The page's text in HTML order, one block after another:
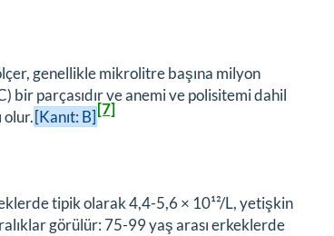
ölçer, genellikle mikrolitre başına milyon
bir parçasıdır ve anemi ve polisitemi dahil
olur.[Kanıt: B][7]
tipik olarak 4,4-5,6 × 10¹²/L, yetişkin
görülür: 75-99 yaş arası erkeklerde